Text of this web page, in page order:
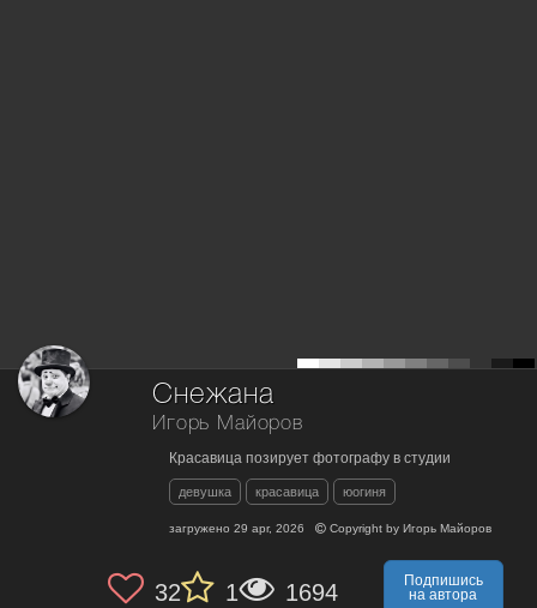
Снежана
Игорь Майоров
Красавица позирует фотографу в студии
девушка красавица юогиня
загружено 29 apr, 2026 Copyright by Игорь Майоров
32 1 1694
Подпишись
на автора